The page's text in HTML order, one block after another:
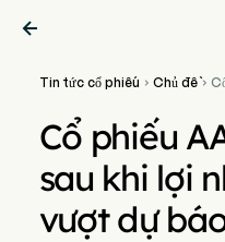

Tin tức cổ phiếu  Chủ đề
Cổ phiếu
sau khi lợi
vượt dự